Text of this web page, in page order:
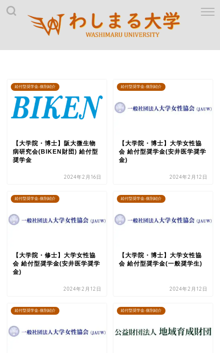
給付型奨学金-個別紹介
【大学院・博士】阪大微生物
病研究会(BIKEN財団) 給付型
奨学金
2024年2月16日
給付型奨学金-個別紹介
【大学院・博士】大学女性協
会 給付型奨学金(安井医学奨学
金)
2024年2月12日
給付型奨学金-個別紹介
【大学院・修士】大学女性協
会 給付型奨学金(安井医学奨学
金)
2024年2月12日
給付型奨学金-個別紹介
【大学院・博士】大学女性協
会 給付型奨学金(一般奨学生)
2024年2月12日
給付型奨学金-個別紹介 給付型奨学金-個別紹介